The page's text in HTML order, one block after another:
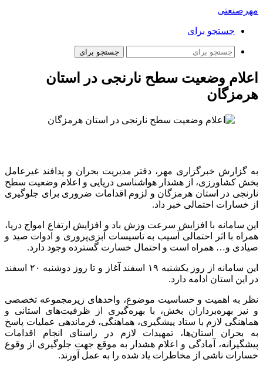
مهرصنعتی
جستجو برای
جستجو برای
اعلام وضعیت سطح نارنجی در استان
هرمزگان
به گزارش خبرگزاری مهر، دفتر مدیریت بحران و پدافند غیرعامل
بخش کشاورزی، از هشدار هواشناسی دریایی و اعلام وضعیت سطح
نارنجی در استان هرمزگان و لزوم اقدامات ضروری برای جلوگیری
از خسارات احتمالی خبر داد.
این سامانه با افزایش سرعت وزش باد و افزایش ارتفاع امواج دریا،
همراه با اثر احتمالی آسیب به تاسیسات آبزی‌پروری و ادوات صید و
صیادی و… همراه است و احتمال خسارت گسترده وجود دارد.
این سامانه از روز یکشنبه ۱۹ اسفند آغاز و تا روز دوشنبه ۲۰ اسفند
در این استان ادامه دارد.
نظر به اهمیت و حساسیت موضوع، واحدهای زیرمجموعه تخصصی
و نیز بهره‌برداران بخش، با بهره‌گیری از ظرفیت‌های استانی و
هماهنگی لازم با ستاد پیشگیری، هماهنگی، فرماندهی عملیات پاسخ
به بحران استان‌ها، تمهیدات لازم در راستای انجام اقدامات
پیشگیرانه، آمادگی و اعلام هشدار به موقع جهت جلوگیری از وقوع
خسارات ناشی از مخاطرات یاد شده را به عمل آورند.